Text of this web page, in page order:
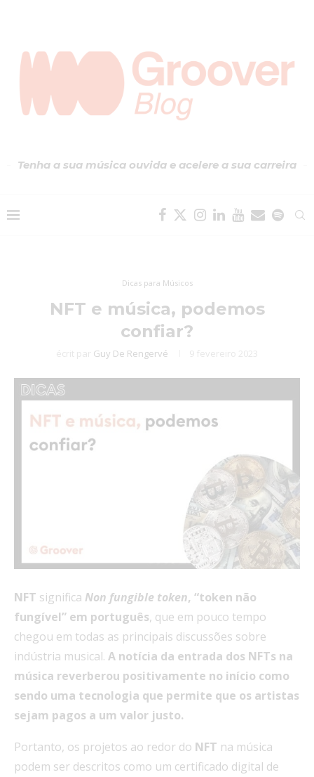
Tenha a sua música ouvida e acelere a sua carreira
Dicas para Músicos
NFT e música, podemos
confiar?
écrit par Guy De Rengervé 9 fevereiro 2023
NFT significa Non fungible token, “token não
fungível” em português, que em pouco tempo
chegou em todas as principais discussões sobre
indústria musical. A notícia da entrada dos NFTs na
música reverberou positivamente no início como
sendo uma tecnologia que permite que os artistas
sejam pagos a um valor justo.
Portanto, os projetos ao redor do NFT na música
podem ser descritos como um certificado digital de